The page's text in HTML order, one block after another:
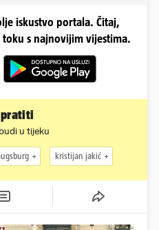
iskustvo portala. Čitaj,
s najnovijim vijestima.
pratiti
u tijeku
kristijan jakić